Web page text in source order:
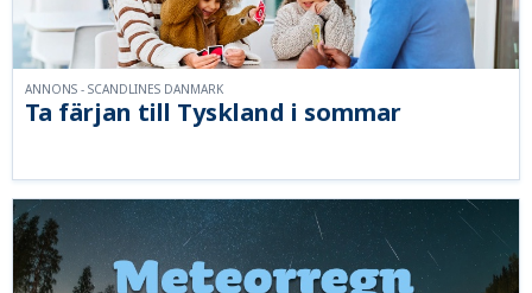
Ta färjan till Tyskland i sommar
ANNONS - SCANDLINES DANMARK